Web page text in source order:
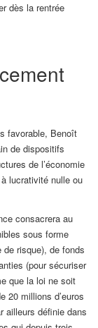
dès la rentrée
favorable, Benoît
de dispositifs
de l’économie
lucrativité nulle ou
consacrera au
sous forme
de risque), de fonds
(pour sécuriser
que la loi ne soit
20 millions d’euros
ailleurs définie dans